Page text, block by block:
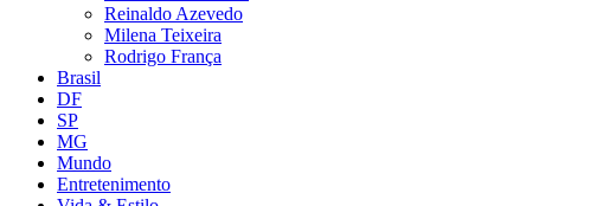
Reinaldo Azevedo
Milena Teixeira
Rodrigo França
Brasil
DF
SP
MG
Mundo
Entretenimento